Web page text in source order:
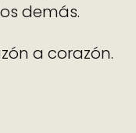
demás.
a corazón.